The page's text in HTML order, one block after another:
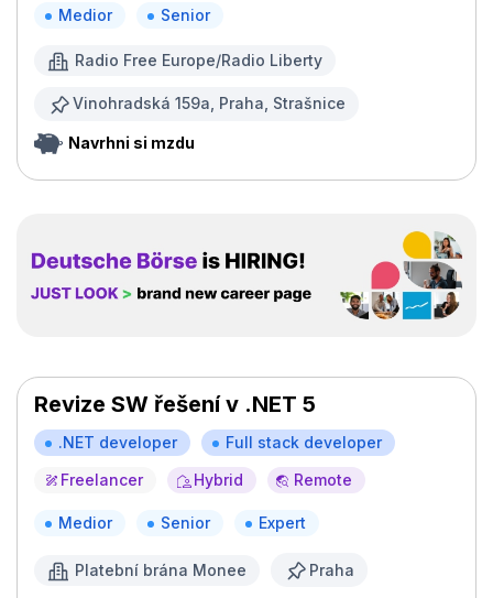
Medior Senior
Radio Free Europe/Radio Liberty
Vinohradská 159a, Praha, Strašnice
Navrhni si mzdu
Revize SW řešení v .NET 5
.NET developer
Full stack developer
Freelancer
Hybrid Remote
Medior Senior Expert
Platební brána Monee Praha